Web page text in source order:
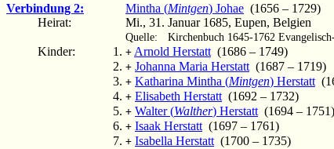
Verbindung 2:
Mintha (Mintgen) Johae (1656 – 1729)
Heirat:
Mi., 31. Januar 1685, Eupen, Belgien
Quelle: Kirchenbuch 1645-1762
Kinder: + Arnold Herstatt (1686 – 1749)
+ Johanna Maria Herstatt (1687 – 1719)
+ Katharina Mintha (Mintgen) Herstatt
+ Elisabeth Herstatt (1692 – 1732)
+ Walter (Walther) Herstatt (1694 – 1751)
+ Isaak Herstatt (1697 – 1761)
+ Isabella Herstatt (1700 – 1735)